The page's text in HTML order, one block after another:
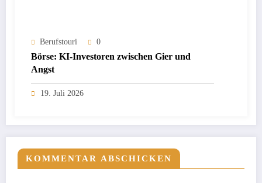
Berufstouri 0
Börse: KI-Investoren zwischen Gier und
Angst
19. Juli 2026
KOMMENTAR ABSCHICKEN